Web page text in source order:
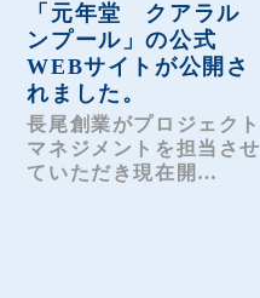
「元年堂 クアラル
ンプール」の公式
WEBサイトが公開さ
れました。
長尾創業がプロジェクト
マネジメントを担当させ
ていただき現在開…